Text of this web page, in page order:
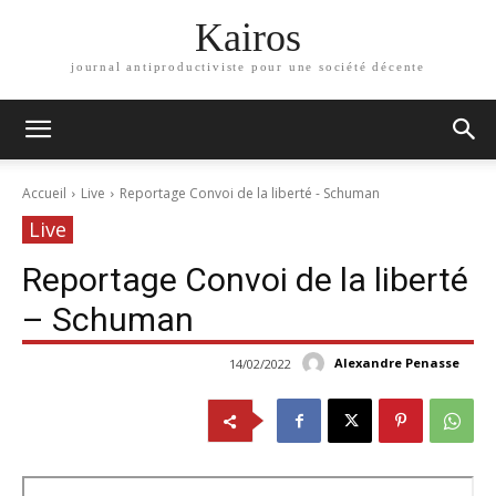
Kairos
journal antiproductiviste pour une société décente
Accueil Live Reportage Convoi de la liberté - Schuman
Live
Reportage Convoi de la liberté
– Schuman
Alexandre Penasse
14/02/2022